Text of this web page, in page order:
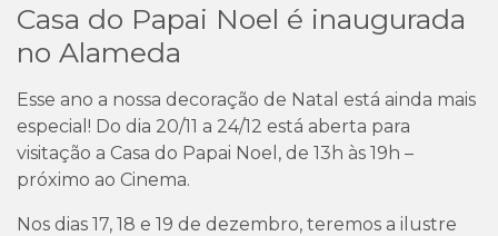
Casa do Papai Noel é inaugurada
no Alameda
Esse ano a nossa decoração de Natal está ainda mais
especial! Do dia 20/11 a 24/12 está aberta para
visitação a Casa do Papai Noel, de 13h às 19h –
próximo ao Cinema.
Nos dias 17, 18 e 19 de dezembro, teremos a ilustre